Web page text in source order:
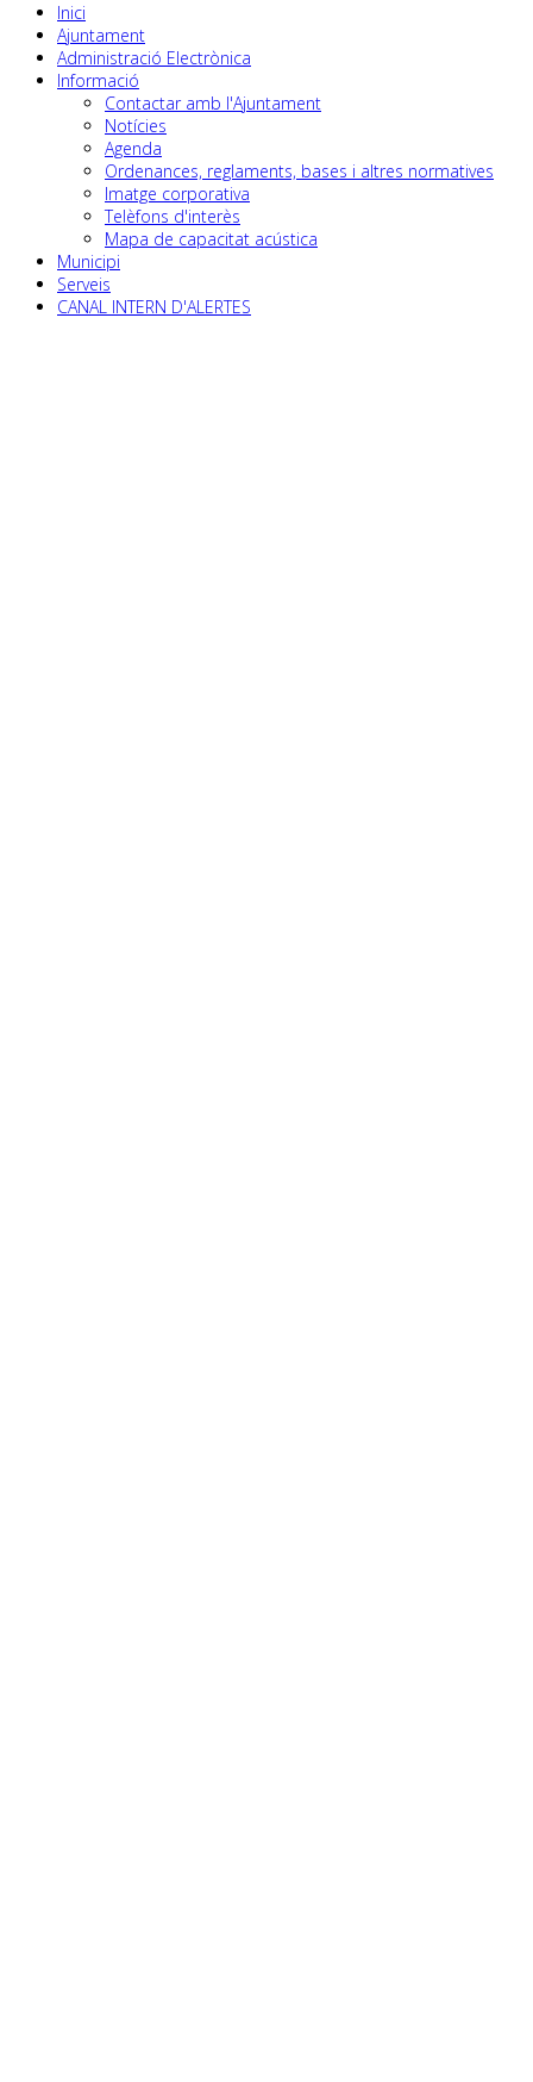
Inici
Ajuntament
Administració Electrònica
Informació
Contactar amb l'Ajuntament
Notícies
Agenda
Ordenances, reglaments, bases i altres normatives
Imatge corporativa
Telèfons d'interès
Mapa de capacitat acústica
Municipi
Serveis
CANAL INTERN D'ALERTES